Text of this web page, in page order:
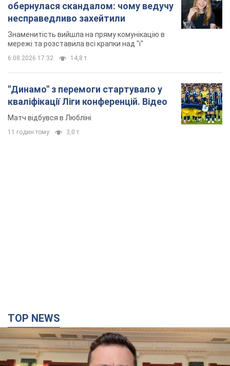
обернулася скандалом: чому ведучу
несправедливо захейтили
Знаменитість вийшла на пряму комунікацію в
мережі та розставила всі крапки над "і"
6.08.2026 17:32 14,8 т.
"Динамо" з перемоги стартувало у
кваліфікації Ліги конференцій. Відео
Матч відбувся в Любліні
11 годин тому 3,0 т.
TOP NEWS